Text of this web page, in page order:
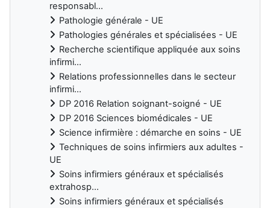
responsabl...
Pathologie générale - UE
Pathologies générales et spécialisées - UE
Recherche scientifique appliquée aux soins
infirmi...
Relations professionnelles dans le secteur
infirmi...
DP 2016 Relation soignant-soigné - UE
DP 2016 Sciences biomédicales - UE
Science infirmière : démarche en soins - UE
Techniques de soins infirmiers aux adultes -
UE
Soins infirmiers généraux et spécialisés
extrahosp...
Soins infirmiers généraux et spécialisés